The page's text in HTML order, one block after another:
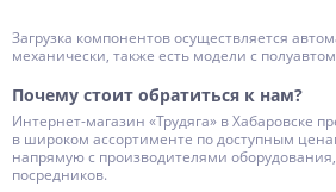
Загрузка компонентов осуществляется
механически, также есть модели с
Почему стоит обратиться к нам?
Интернет-магазин «Трудяга» в Хабаровске
в широком ассортименте по доступным
напрямую с производителями
посредников.